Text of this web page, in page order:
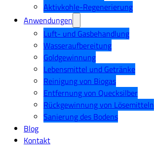
Aktivkohle-Regenerierung
Anwendungen
Luft- und Gasbehandlung
Wasseraufbereitung
Goldgewinnung
Lebensmittel und Getränke
Reinigung von Biogas
Entfernung von Quecksilber
Rückgewinnung von Lösemitteln
Sanierung des Bodens
Blog
Kontakt